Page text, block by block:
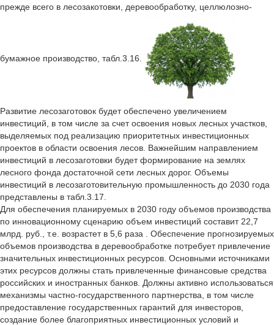
прежде всего в лесозакотовки, деревообработку, целлюлозно-
бумажное производство, табл.3.16.
Развитие лесозаготовок будет обеспечено увеличением
инвестиций, в том числе за счет освоения новых лесных участков,
выделяемых под реализацию приоритетных инвестиционных
проектов в области освоения лесов. Важнейшим направлением
инвестиций в лесозаготовки будет формирование на землях
лесного фонда достаточной сети лесных дорог. Объемы
инвестиций в лесозаготовительную промышленность до 2030 года
представлены в табл.3.17.
Для обеспечения планируемых в 2030 году объемов производства
по инновационному сценарию объем инвестиций составит 22,7
млрд. руб., т.е. возрастет в 5,6 раза . Обеспечение прогнозируемых
объемов производства в деревообработке потребует привлечение
значительных инвестиционных ресурсов. Основными источниками
этих ресурсов должны стать привлеченные финансовые средства
российских и иностранных банков. Должны активно использоваться
механизмы частно-государственного партнерства, в том числе
предоставление государственных гарантий для инвесторов,
создание более благоприятных инвестиционных условий и